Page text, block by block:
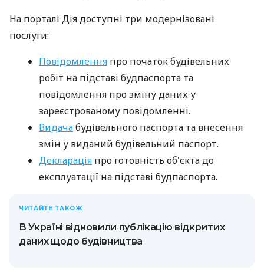
На порталі Дія доступні три модернізовані
послуги:
Повідомлення про початок будівельних
робіт на підставі будпаспорта та
повідомлення про зміну даних у
зареєстрованому повідомленні.
Видачабудівельного паспорта та внесення
змін у виданий будівельний паспорт.
Декларація про готовність об'єкта до
експлуатації на підставі будпаспорта.
ЧИТАЙТЕ ТАКОЖ
В Україні відновили публікацію відкритих
даних щодо будівництва